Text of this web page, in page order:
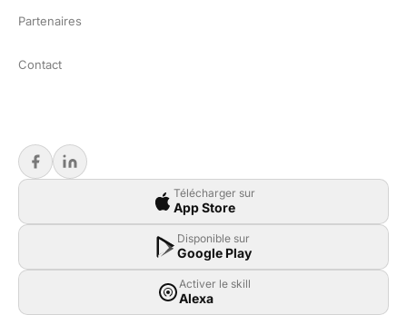
Partenaires
Contact
Télécharger sur
App Store
Disponible sur
Google Play
Activer le skill
Alexa